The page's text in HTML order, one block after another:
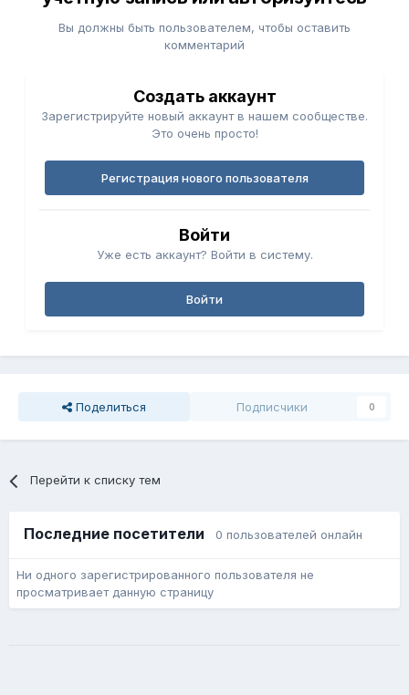
Вы должны быть пользователем, чтобы оставить
комментарий
Создать аккаунт
Зарегистрируйте новый аккаунт в нашем сообществе.
Это очень просто!
Регистрация нового пользователя
Войти
Уже есть аккаунт? Войти в систему.
Войти
Поделиться Подписчики 0
Перейти к списку тем
Последние посетители 0 пользователей онлайн
Ни одного зарегистрированного пользователя не
просматривает данную страницу